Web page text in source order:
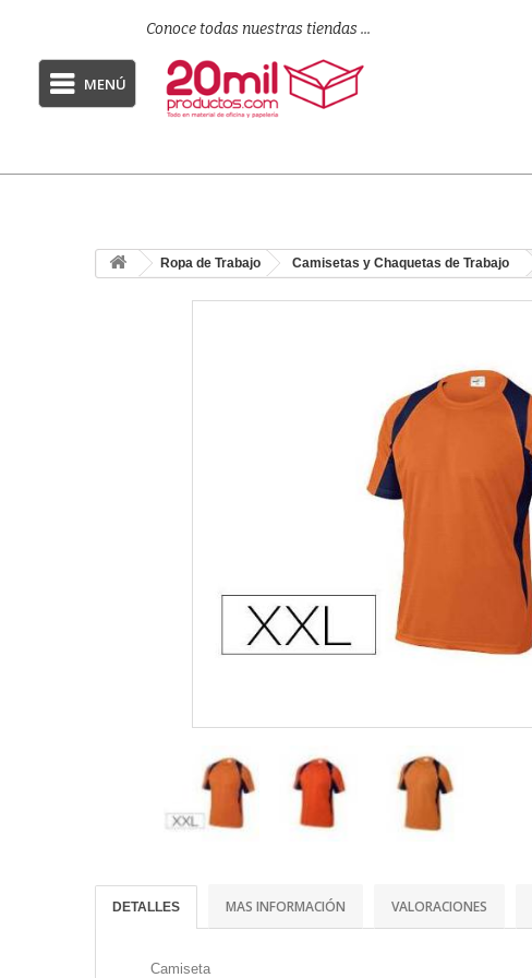
Conoce todas nuestras tiendas ...
MENÚ
Ropa de Trabajo Camisetas y Chaquetas de Trabajo
DETALLES MAS INFORMACIÓN VALORACIONES
Camiseta